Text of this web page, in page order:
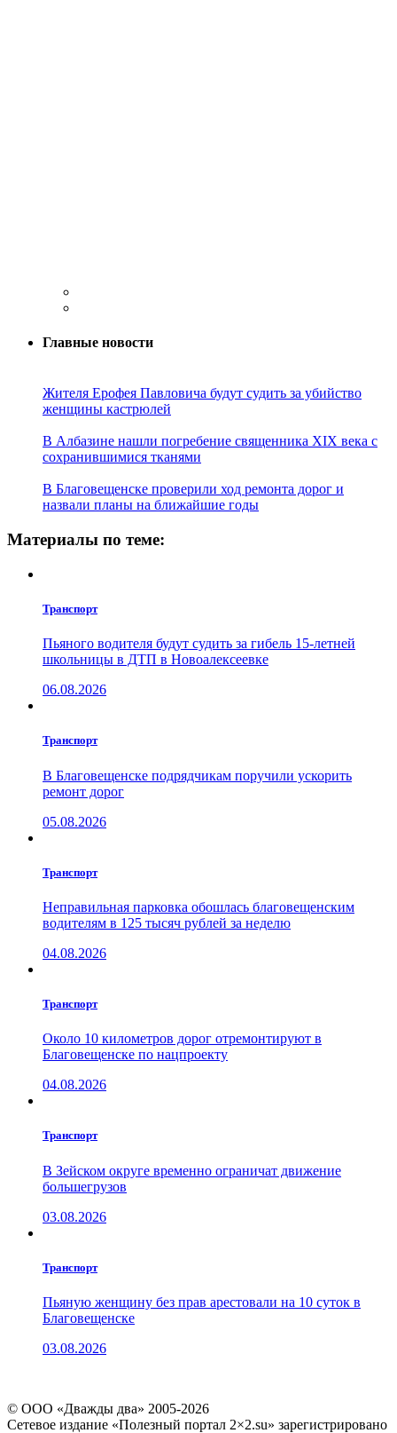
Главные новости
Жителя Ерофея Павловича будут судить за убийство
женщины кастрюлей
В Албазине нашли погребение священника XIX века с
сохранившимися тканями
В Благовещенске проверили ход ремонта дорог и
назвали планы на ближайшие годы
Материалы по теме:
Транспорт
Пьяного водителя будут судить за гибель 15-летней
школьницы в ДТП в Новоалексеевке
06.08.2026
Транспорт
В Благовещенске подрядчикам поручили ускорить
ремонт дорог
05.08.2026
Транспорт
Неправильная парковка обошлась благовещенским
водителям в 125 тысяч рублей за неделю
04.08.2026
Транспорт
Около 10 километров дорог отремонтируют в
Благовещенске по нацпроекту
04.08.2026
Транспорт
В Зейском округе временно ограничат движение
большегрузов
03.08.2026
Транспорт
Пьяную женщину без прав арестовали на 10 суток в
Благовещенске
03.08.2026
© ООО «Дважды два» 2005-2026
Сетевое издание «Полезный портал 2×2.su» зарегистрировано